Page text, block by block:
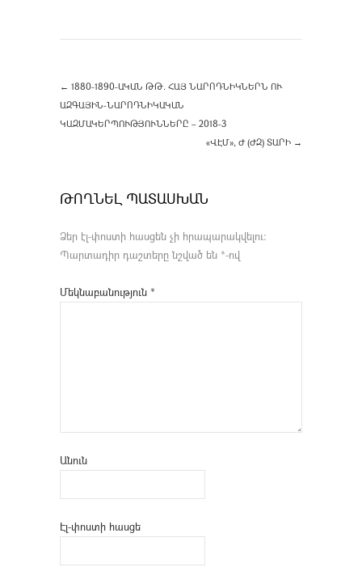
← 1880-1890-ԱԿԱՆ ԹԹ. ՀԱՅ ՆԱՐՈԴՆԻԿՆԵՐՆ ՈՒ
ԱԶԳԱՅԻՆ-ՆԱՐՈԴՆԻԿԱԿԱՆ
ԿԱԶՄԱԿԵՐՊՈՒԹՅՈՒՆՆԵՐԸ – 2018-3
«ՎԷՄ», Ժ (ԺԶ) ՏԱՐԻ →
ԹՈՂՆԵԼ ՊԱՏԱՍԽԱՆ
Ձեր էլ-փոստի հասցեն չի հրապարակվելու։
Պարտադիր դաշտերը նշված են *-ով
Մեկնաբանություն *
Անուն
Էլ-փոստի հասցե